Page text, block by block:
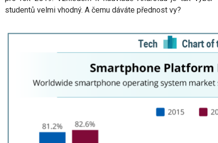
studentů velmi vhodný. A čemu dáváte přednost vy?